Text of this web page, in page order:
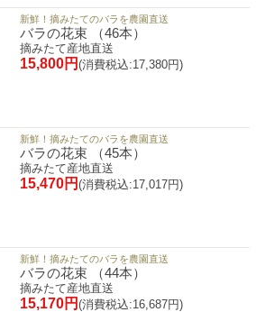
新鮮！摘みたてのバラを農園直送
バラの花束 （46本）
摘みたて産地直送
15,800円 (消費税込:17,380円)
新鮮！摘みたてのバラを農園直送
バラの花束 （45本）
摘みたて産地直送
15,470円 (消費税込:17,017円)
新鮮！摘みたてのバラを農園直送
バラの花束 （44本）
摘みたて産地直送
15,170円 (消費税込:16,687円)